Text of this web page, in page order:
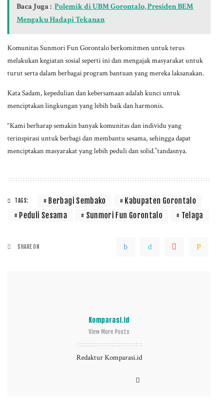
Baca Juga : Polemik di UBM Gorontalo, Presiden BEM
Mengaku Hadapi Tekanan
Komunitas Sunmori Fun Gorontalo berkomitmen untuk terus
melakukan kegiatan sosial seperti ini dan mengajak masyarakat untuk
turut serta dalam berbagai program bantuan yang mereka laksanakan.
Kata Sadam, kepedulian dan kebersamaan adalah kunci untuk
menciptakan lingkungan yang lebih baik dan harmonis.
“Kami berharap semakin banyak komunitas dan individu yang
terinspirasi untuk berbagi dan membantu sesama, sehingga dapat
menciptakan masyarakat yang lebih peduli dan solid.”tandasnya.
TAGS: Berbagi Sembako
Kabupaten Gorontalo
Peduli Sesama
Sunmori Fun Gorontalo Telaga
SHARE ON
Komparasi.id
View More Posts
Redaktur Komparasi.id